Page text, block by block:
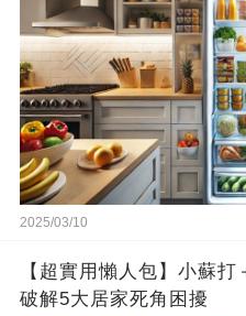
2025/03/10
【超實用懶人包】小蘇
破解5大居家死角困擾